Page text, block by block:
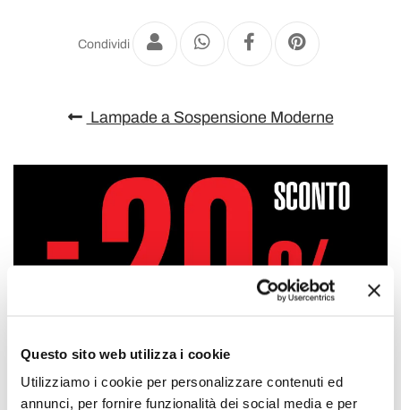
Questo sito web utilizza i cookie
Utilizziamo i cookie per personalizzare contenuti ed
annunci, per fornire funzionalità dei social media e per
Condividi
Lampade a Sospensione Moderne